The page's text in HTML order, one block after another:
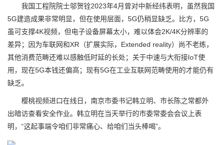
我国工程院院士邬贺铨2023年4月曾对中新经纬表明，虽然我国
5G建造成果非常明显，但在使用层面，5G仍稍显缺乏。比方，5G
虽可支撑4K视频，但电子设备屏幕太小，难以体会2K/4K分辨率的
差异；因为车联网和XR（扩展实际，Extended reality）尚不老练，
其他消费范畴还难以感触低时延的长处；关于中速与大衔接IoT使
用，现在5G本钱还偏高；现有5G在工业互联网范畴使用的才能仍有
缺乏。
樱桃视频进口在线日，南京市委书记韩立明、市长陈之常都外
出暗访查看安全作业。韩立明在当天举行的市委常委会会议上表
明，“这起事端令咱们非常痛心、给咱们当头棒喝”。